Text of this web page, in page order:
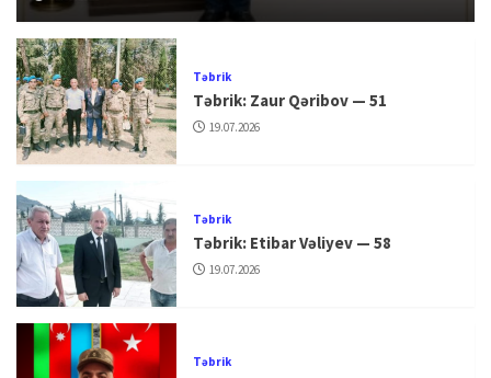
Təbrik
Təbrik: Zaur Qəribov — 51
19.07.2026
Təbrik
Təbrik: Etibar Vəliyev — 58
19.07.2026
Təbrik